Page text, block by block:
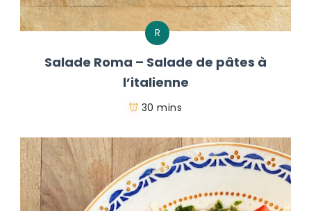
R
Salade Roma – Salade de pâtes à
l’italienne
30 mins